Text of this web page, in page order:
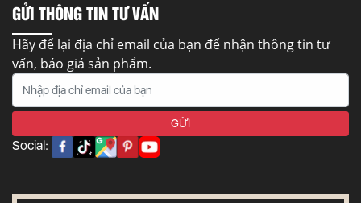
GỬI THÔNG TIN TƯ VẤN
Hãy để lại địa chỉ email của bạn để nhận thông tin tư
vấn, báo giá sản phẩm.
Social: